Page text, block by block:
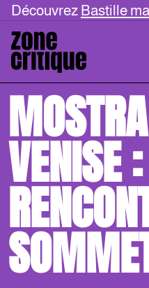
Découvrez Bastille
VENISE